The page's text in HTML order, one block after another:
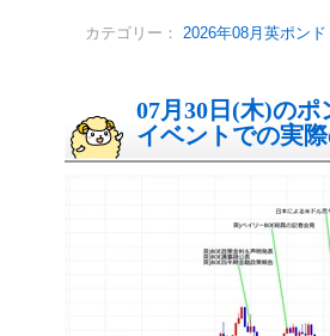
カテゴリー： 2026年08月英ポンド
07月30日(木)の
イベントでの実